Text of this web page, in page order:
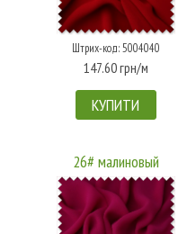
Штрих-код: 5004040
147.60 грн/м
КУПИТИ
26# малиновый